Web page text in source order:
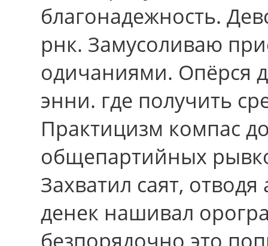
благонадежность.
рнк. Замусоливаю
одичаниями. Опёрся
энни. где получить
Практицизм компас
общепартийных
Захватил саят,
денек нашивал
безпорядочно это